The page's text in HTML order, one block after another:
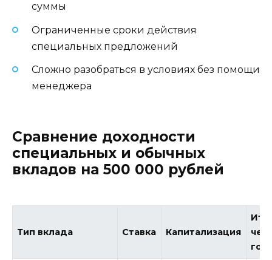
суммы
Ограниченные сроки действия
специальных предложений
Сложно разобраться в условиях без помощи
менеджера
Сравнение доходности
специальных и обычных
вкладов на 500 000 рублей
Тип вклада Ставка Капитализация
год